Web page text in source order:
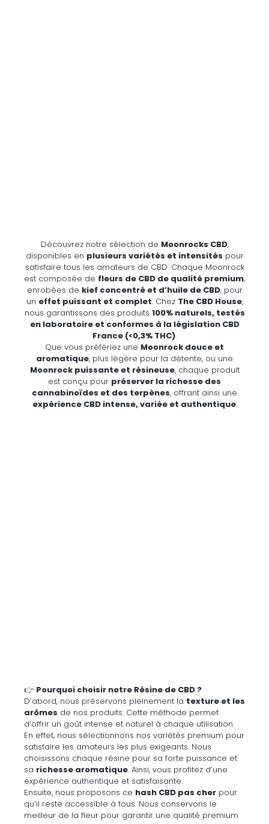
Découvrez notre sélection de Moonrocks CBD,
disponibles en plusieurs variétés et intensités pour
satisfaire tous les amateurs de CBD. Chaque Moonrock
est composée de fleurs de CBD de qualité premium,
enrobées de kief concentré et d’huile de CBD, pour
un effet puissant et complet. Chez The CBD House,
nous garantissons des produits 100% naturels, testés
en laboratoire et conformes à la législation CBD
France (<0,3% THC).
Que vous préfériez une Moonrock douce et
aromatique, plus légère pour la détente, ou une
Moonrock puissante et résineuse, chaque produit
est conçu pour préserver la richesse des
cannabinoïdes et des terpènes, offrant ainsi une
expérience CBD intense, variée et authentique.
👉 Pourquoi choisir notre Résine de CBD ?
D’abord, nous préservons pleinement la texture et les
arômes de nos produits. Cette méthode permet
d’offrir un goût intense et naturel à chaque utilisation.
En effet, nous sélectionnons nos variétés premium pour
satisfaire les amateurs les plus exigeants. Nous
choisissons chaque résine pour sa forte puissance et
sa richesse aromatique. Ainsi, vous profitez d’une
expérience authentique et satisfaisante.
Ensuite, nous proposons ce hash CBD pas cher pour
qu’il reste accessible à tous. Nous conservons le
meilleur de la fleur pour garantir une qualité premium